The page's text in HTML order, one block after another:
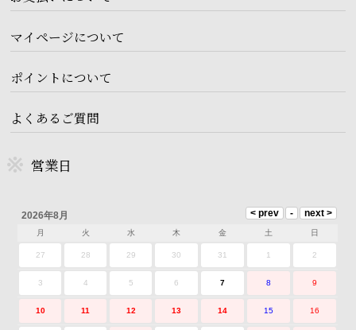
マイページについて
ポイントについて
よくあるご質問
営業日
2026年8月
月 火 水 木 金 土 日
27 28 29 30 31 1 2
3 4 5 6 7 8 9
10 11 12 13 14 15 16